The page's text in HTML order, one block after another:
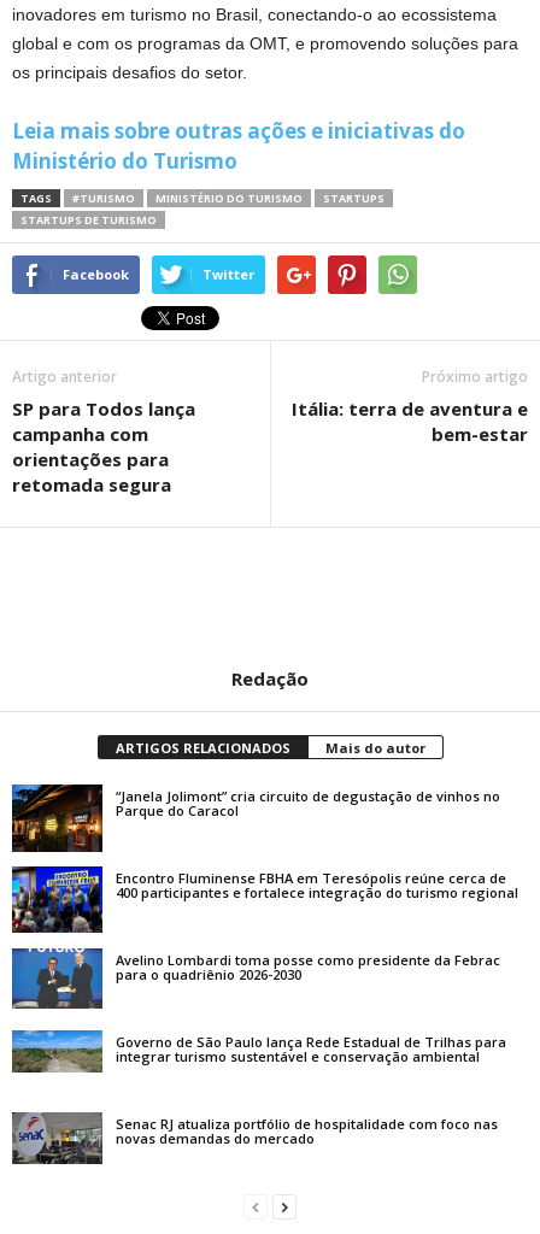
inovadores em turismo no Brasil, conectando-o ao ecossistema
global e com os programas da OMT, e promovendo soluções para
os principais desafios do setor.
Leia mais sobre outras ações e iniciativas do
Ministério do Turismo
TAGS #TURISMO MINISTÉRIO DO TURISMO
STARTUPS
STARTUPS DE TURISMO
Facebook Twitter
Artigo anterior
SP para Todos lança
campanha com
orientações para
retomada segura
Próximo artigo
Itália: terra de aventura e
bem-estar
Redação
ARTIGOS RELACIONADOS Mais do autor
“Janela Jolimont” cria circuito de degustação de vinhos no
Parque do Caracol
Encontro Fluminense FBHA em Teresópolis reúne cerca de
400 participantes e fortalece integração do turismo regional
Avelino Lombardi toma posse como presidente da Febrac
para o quadriênio 2026-2030
Governo de São Paulo lança Rede Estadual de Trilhas para
integrar turismo sustentável e conservação ambiental
Senac RJ atualiza portfólio de hospitalidade com foco nas
novas demandas do mercado